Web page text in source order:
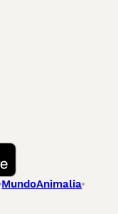
MundoAnimalia